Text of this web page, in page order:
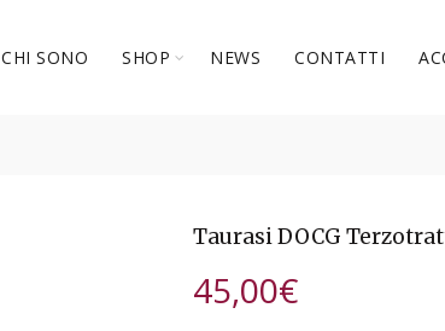
CHI SONO SHOP NEWS CONTATTI
Taurasi DOCG
45,00€